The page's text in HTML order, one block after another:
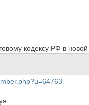
кодексу РФ в